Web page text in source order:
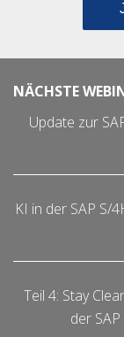
NÄCHSTE
Update zur
KI in der SAP S/
Teil 4: Stay
der